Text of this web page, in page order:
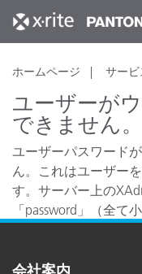
ホームページ サービ
ユーザーが
できません。
ユーザーパスワード
ん。これはユーザー
す。サーバー上の
「password」（全て